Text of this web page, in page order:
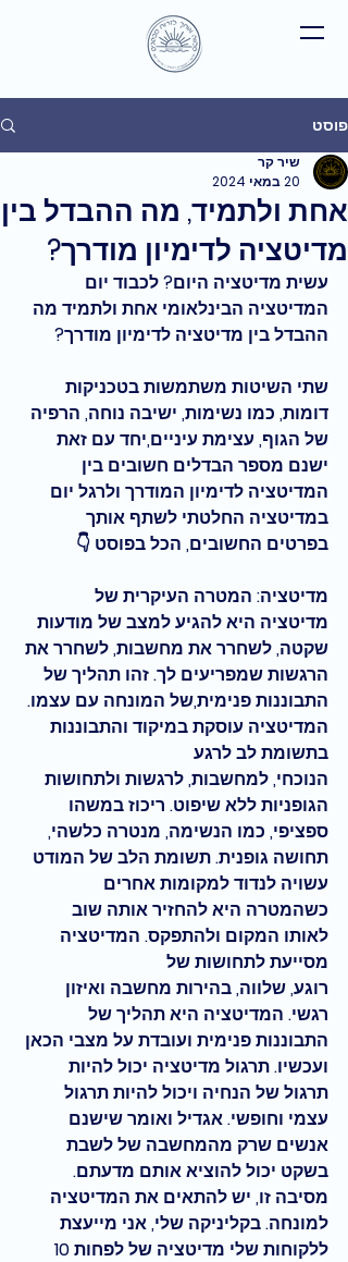
פוסט
אחת ולתמיד, מה ההבדל בין
מדיטציה לדימיון מודרך?
שיר קר
20 במאי 2024
עשית מדיטציה היום? לכבוד יום
המדיטציה הבינלאומי אחת ולתמיד מה
ההבדל בין מדיטציה לדימיון מודרך?
שתי השיטות משתמשות בטכניקות
דומות, כמו נשימות, ישיבה נוחה, הרפיה
של הגוף, עצימת עיניים,יחד עם זאת
ישנם מספר הבדלים חשובים בין
המדיטציה לדימיון המודרך ולרגל יום
במדיטציה החלטתי לשתף אותך
בפרטים החשובים, הכל בפוסט 👇
מדיטציה: המטרה העיקרית של
מדיטציה היא להגיע למצב של מודעות
שקטה, לשחרר את מחשבות, לשחרר את
הרגשות שמפריעים לך. זהו תהליך של
התבוננות פנימית,של המונחה עם עצמו.
המדיטציה עוסקת במיקוד והתבוננות
בתשומת לב לרגע
הנוכחי, למחשבות, לרגשות ולתחושות
הגופניות ללא שיפוט. ריכוז במשהו
ספציפי, כמו הנשימה, מנטרה כלשהי,
תחושה גופנית. תשומת הלב של המודט
עשויה לנדוד למקומות אחרים
כשהמטרה היא להחזיר אותה שוב
לאותו המקום ולהתפקס. המדיטציה
מסייעת לתחושות של
רוגע, שלווה, בהירות מחשבה ואיזון
רגשי. המדיטציה היא תהליך של
התבוננות פנימית ועובדת על מצבי הכאן
ועכשיו. תרגול מדיטציה יכול להיות
תרגול של הנחיה ויכול להיות תרגול
עצמי וחופשי. אגדיל ואומר שישנם
אנשים שרק מהמחשבה של לשבת
בשקט יכול להוציא אותם מדעתם.
מסיבה זו, יש להתאים את המדיטציה
למונחה. בקליניקה שלי, אני מייעצת